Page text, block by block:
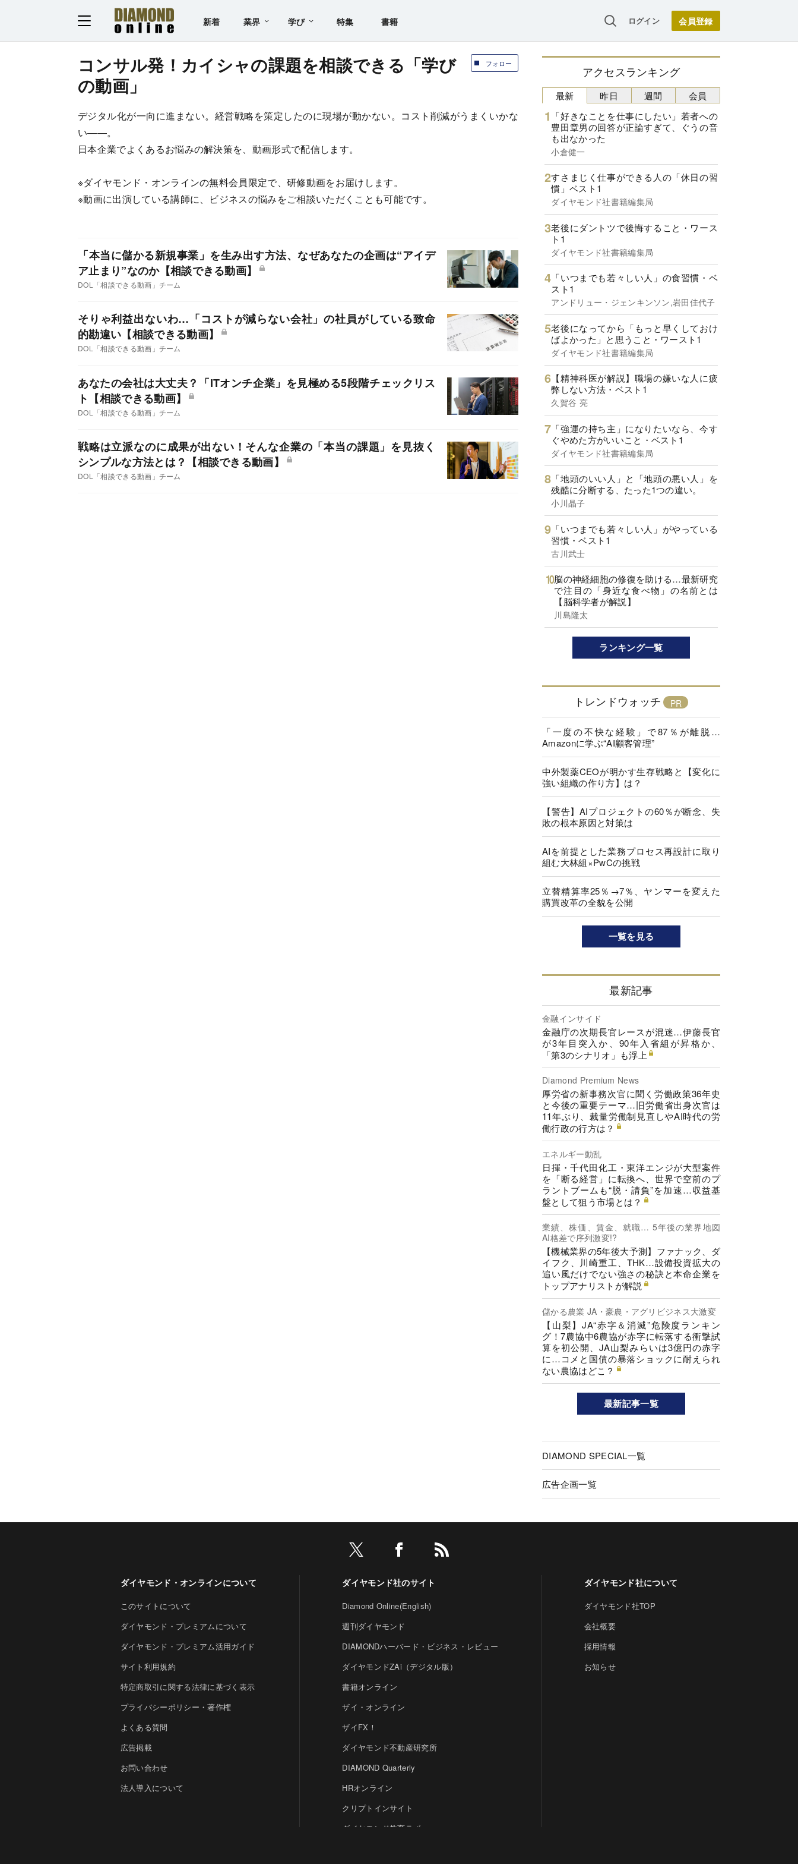
新着 業界 学び 特集 書籍 ログイン
フォロー
コンサル発！カイシャの課題を相談できる「学び
の動画」
デジタル化が一向に進まない。経営戦略を策定したのに現場が動かない。コスト削減がうまくいかな
い――。
日本企業でよくあるお悩みの解決策を、動画形式で配信します。
※ダイヤモンド・オンラインの無料会員限定で、研修動画をお届けします。
※動画に出演している講師に、ビジネスの悩みをご相談いただくことも可能です。
「本当に儲かる新規事業」を生み出す方法、なぜあなたの企画は“アイデ
ア止まり”なのか【相談できる動画】
DOL「相談できる動画」チーム
そりゃ利益出ないわ…「コストが減らない会社」の社員がしている致命
的勘違い【相談できる動画】
DOL「相談できる動画」チーム
あなたの会社は大丈夫？「ITオンチ企業」を見極める5段階チェックリス
ト【相談できる動画】
DOL「相談できる動画」チーム
戦略は立派なのに成果が出ない！そんな企業の「本当の課題」を見抜く
シンプルな方法とは？【相談できる動画】
DOL「相談できる動画」チーム
アクセスランキング
最新
「好きなことを仕事にしたい」若者への
豊田章男の回答が正論すぎて、ぐうの音
も出なかった
小倉健一
すさまじく仕事ができる人の「休日の習
慣」ベスト1
ダイヤモンド社書籍編集局
老後にダントツで後悔すること・ワース
ト1
ダイヤモンド社書籍編集局
「いつまでも若々しい人」の食習慣・ベ
スト1
アンドリュー・ジェンキンソン,岩田佳代子
老後になってから「もっと早くしておけ
ばよかった」と思うこと・ワースト1
ダイヤモンド社書籍編集局
【精神科医が解説】職場の嫌いな人に疲
弊しない方法・ベスト1
久賀谷 亮
「強運の持ち主」になりたいなら、今す
ぐやめた方がいいこと・ベスト1
ダイヤモンド社書籍編集局
「地頭のいい人」と「地頭の悪い人」を
残酷に分断する、たった1つの違い。
小川晶子
「いつまでも若々しい人」がやっている
習慣・ベスト1
古川武士
脳の神経細胞の修復を助ける…最新研究
で注目の「身近な食べ物」の名前とは
【脳科学者が解説】
川島隆太
昨日 週間 会員
ランキング一覧
トレンドウォッチ
「一度の不快な経験」で87％が離脱…
Amazonに学ぶ“AI顧客管理”
中外製薬CEOが明かす生存戦略と【変化に
強い組織の作り方】は？
【警告】AIプロジェクトの60％が断念、失
敗の根本原因と対策は
AIを前提とした業務プロセス再設計に取り
組む大林組×PwCの挑戦
立替精算率25％→7％、ヤンマーを変えた
購買改革の全貌を公開
一覧を見る
最新記事
金融インサイド
金融庁の次期長官レースが混迷…伊藤長官
が3年目突入か、90年入省組が昇格か、
「第3のシナリオ」も浮上
Diamond Premium News
厚労省の新事務次官に聞く労働政策36年史
と今後の重要テーマ…旧労働省出身次官は
11年ぶり、裁量労働制見直しやAI時代の労
働行政の行方は？
エネルギー動乱
日揮・千代田化工・東洋エンジが大型案件
を「断る経営」に転換へ、世界で空前のプ
ラントブームも“脱・請負”を加速…収益基
盤として狙う市場とは？
業績、株価、賃金、就職… 5年後の業界地図
AI格差で序列激変!?
【機械業界の5年後大予測】ファナック、ダ
イフク、川崎重工、THK…設備投資拡大の
追い風だけでない強さの秘訣と本命企業を
トップアナリストが解説
儲かる農業 JA・豪農・アグリビジネス大激変
【山梨】JA“赤字＆消滅”危険度ランキン
グ！7農協中6農協が赤字に転落する衝撃試
算を初公開、JA山梨みらいは3億円の赤字
に…コメと国債の暴落ショックに耐えられ
ない農協はどこ？
最新記事一覧
DIAMOND SPECIAL一覧
広告企画一覧
ダイヤモンド・オンラインについて
このサイトについて
ダイヤモンド・プレミアムについて
ダイヤモンド・プレミアム活用ガイド
サイト利用規約
特定商取引に関する法律に基づく表示
プライバシーポリシー・著作権
よくある質問
広告掲載
お問い合わせ
法人導入について
ダイヤモンド社のサイト
Diamond Online(English)
週刊ダイヤモンド
DIAMONDハーバード・ビジネス・レビュー
ダイヤモンドZAi（デジタル版）
書籍オンライン
ザイ・オンライン
ザイFX！
ダイヤモンド不動産研究所
DIAMOND Quarterly
HRオンライン
クリプトインサイト
ダイヤモンド教育ラボ
ダイヤモンド社について
ダイヤモンド社TOP
会社概要
採用情報
お知らせ